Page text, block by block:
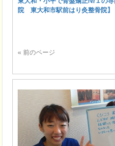
院 東大和市駅前はり灸整骨院】
« 前のページ